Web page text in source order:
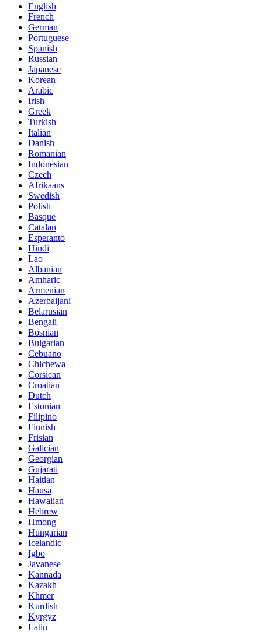
English
French
German
Portuguese
Spanish
Russian
Japanese
Korean
Arabic
Irish
Greek
Turkish
Italian
Danish
Romanian
Indonesian
Czech
Afrikaans
Swedish
Polish
Basque
Catalan
Esperanto
Hindi
Lao
Albanian
Amharic
Armenian
Azerbaijani
Belarusian
Bengali
Bosnian
Bulgarian
Cebuano
Chichewa
Corsican
Croatian
Dutch
Estonian
Filipino
Finnish
Frisian
Galician
Georgian
Gujarati
Haitian
Hausa
Hawaiian
Hebrew
Hmong
Hungarian
Icelandic
Igbo
Javanese
Kannada
Kazakh
Khmer
Kurdish
Kyrgyz
Latin